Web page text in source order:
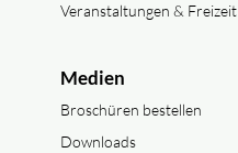
Veranstaltungen & Freizeit
Medien
Broschüren bestellen
Downloads